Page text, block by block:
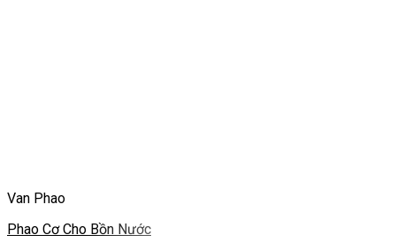
Van Phao
Phao Cơ Cho Bồn Nước